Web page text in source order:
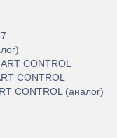
CONTROL
CONTROL
CONTROL (аналог)